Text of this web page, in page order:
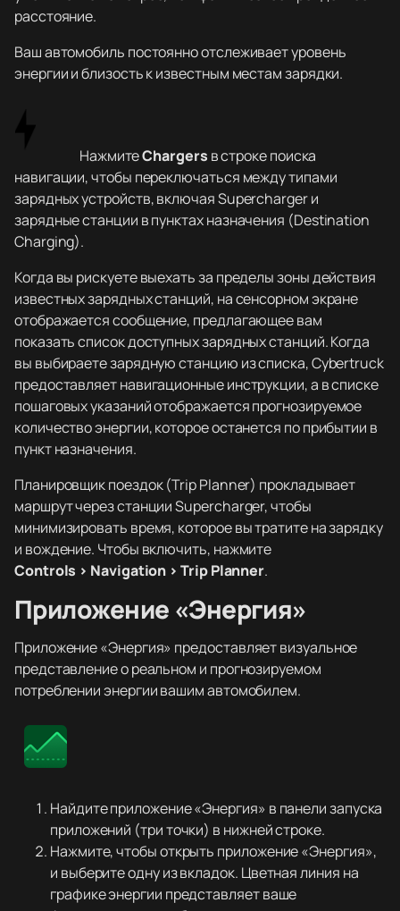
расстояние.
Ваш автомобиль постоянно отслеживает уровень
энергии и близость к известным местам зарядки.
НажмитеChargers в строке поиска
навигации, чтобы переключаться между типами
зарядных устройств, включая Supercharger и
зарядные станции в пунктах назначения (Destination
Charging).
Когда вы рискуете выехать за пределы зоны действия
известных зарядных станций, на сенсорном экране
отображается сообщение, предлагающее вам
показать список доступных зарядных станций. Когда
вы выбираете зарядную станцию из списка, Cybertruck
предоставляет навигационные инструкции, а в списке
пошаговых указаний отображается прогнозируемое
количество энергии, которое останется по прибытии в
пункт назначения.
Планировщик поездок (Trip Planner) прокладывает
маршрут через станции Supercharger, чтобы
минимизировать время, которое вы тратите на зарядку
и вождение. Чтобы включить, нажмите
Controls > Navigation > Trip Planner.
Приложение «Энергия»
Приложение «Энергия» предоставляет визуальное
представление о реальном и прогнозируемом
потреблении энергии вашим автомобилем.
Найдите приложение «Энергия» в панели запуска
приложений (три точки) в нижней строке.
Нажмите, чтобы открыть приложение «Энергия»,
и выберите одну из вкладок. Цветная линия на
графике энергии представляет ваше